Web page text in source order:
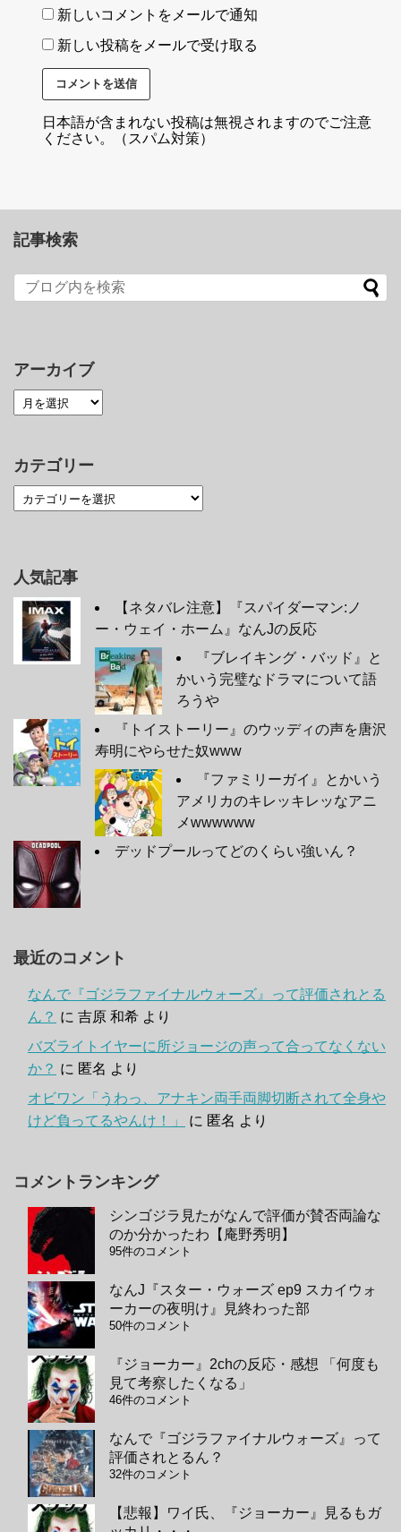
新しいコメントをメールで通知
新しい投稿をメールで受け取る
日本語が含まれない投稿は無視されますのでご注意
ください。（スパム対策）
記事検索
アーカイブ
カテゴリー
人気記事
【ネタバレ注意】『スパイダーマン:ノ
ー・ウェイ・ホーム』なんJの反応
『ブレイキング・バッド』と
かいう完璧なドラマについて語
ろうや
『トイストーリー』のウッディの声を唐沢
寿明にやらせた奴www
『ファミリーガイ』とかいう
アメリカのキレッキレッなアニ
メwwwwww
デッドプールってどのくらい強いん？
最近のコメント
なんで『ゴジラファイナルウォーズ』って評価されとる
ん？ に 吉原 和希 より
バズライトイヤーに所ジョージの声って合ってなくない
か？ に 匿名 より
オビワン「うわっ、アナキン両手両脚切断されて全身や
けど負ってるやんけ！」
に 匿名 より
コメントランキング
シンゴジラ見たがなんで評価が賛否両論な
のか分かったわ【庵野秀明】
95件のコメント
なんJ『スター・ウォーズ ep9 スカイウォ
ーカーの夜明け』見終わった部
50件のコメント
『ジョーカー』2chの反応・感想 「何度も
見て考察したくなる」
46件のコメント
なんで『ゴジラファイナルウォーズ』って
評価されとるん？
32件のコメント
【悲報】ワイ氏、『ジョーカー』見るもガ